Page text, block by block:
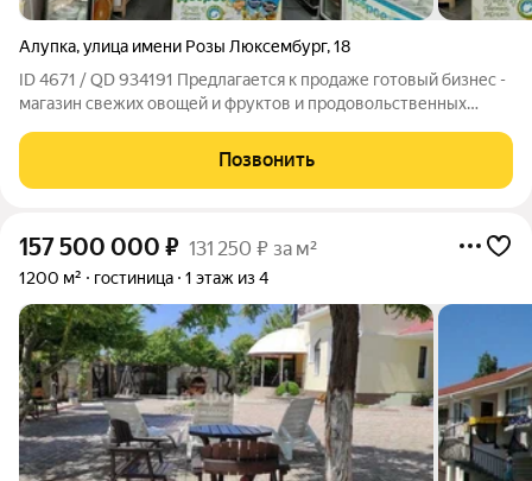
Алупка,улица имени Розы Люксембург,18
ID 4671 / QD 934191 Предлагается к продаже готовый бизнес -
магазин свежих овощей и фруктов и продовольственных
Алупка. Магазин располагается в 4-х минутах неспешной
ходьбы от центра города.
Позвонить
157 500 000 ₽ 131 250 ₽ за м²
1200 м² гостиница 1 этаж из 4